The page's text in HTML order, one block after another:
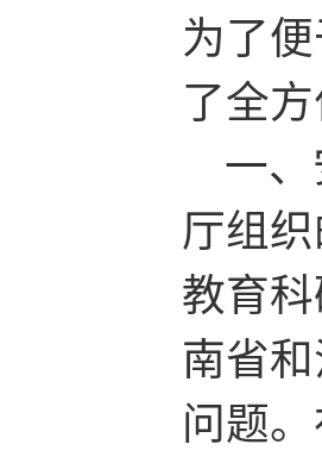
为了
了全
一、
厅组
教育
南省
问题